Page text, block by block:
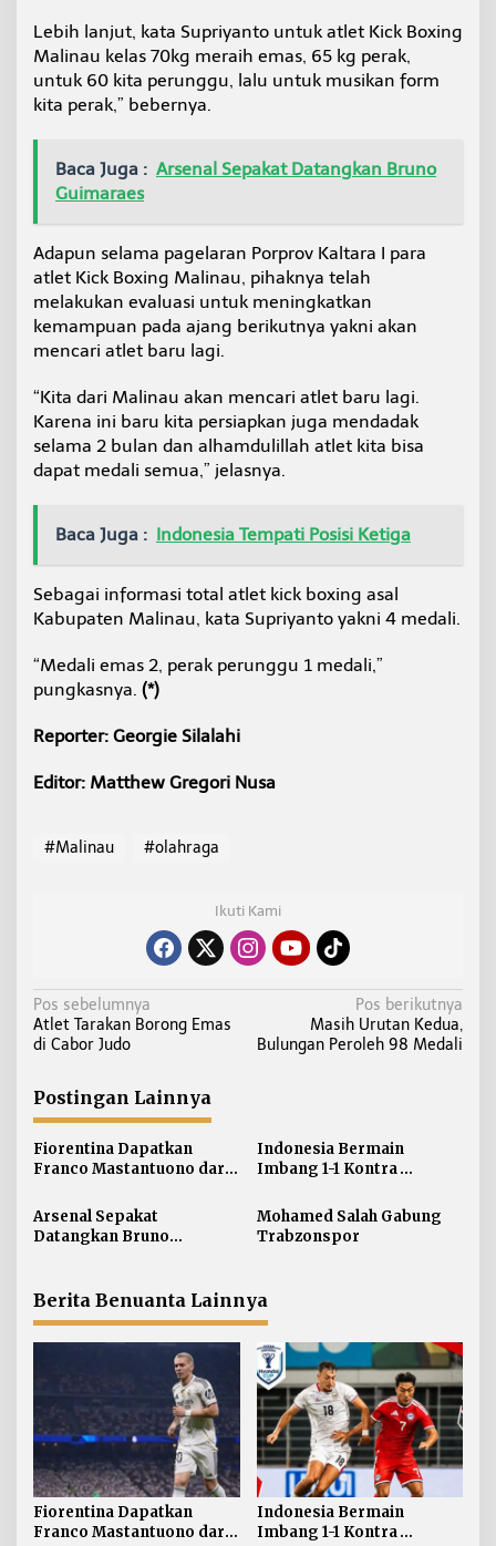
M
e
d
a
l
Lebih lanjut, kata Supriyanto untuk atlet Kick Boxing
Malinau kelas 70kg meraih emas, 65 kg perak,
untuk 60 kita perunggu, lalu untuk musikan form
kita perak,” bebernya.
Baca Juga : Arsenal Sepakat Datangkan Bruno
Guimaraes
Adapun selama pagelaran Porprov Kaltara I para
atlet Kick Boxing Malinau, pihaknya telah
melakukan evaluasi untuk meningkatkan
kemampuan pada ajang berikutnya yakni akan
mencari atlet baru lagi.
“Kita dari Malinau akan mencari atlet baru lagi.
Karena ini baru kita persiapkan juga mendadak
selama 2 bulan dan alhamdulillah atlet kita bisa
dapat medali semua,” jelasnya.
Baca Juga : Indonesia Tempati Posisi Ketiga
Sebagai informasi total atlet kick boxing asal
Kabupaten Malinau, kata Supriyanto yakni 4 medali.
“Medali emas 2, perak perunggu 1 medali,”
pungkasnya. (*)
Reporter: Georgie Silalahi
Editor: Matthew Gregori Nusa
#Malinau #olahraga
Ikuti Kami
N
a
i
g
a
s
p
o
Pos sebelumnya
Atlet Tarakan Borong Emas
di Cabor Judo
Pos berikutnya
Masih Urutan Kedua,
Bulungan Peroleh 98 Medali
Postingan Lainnya
Fiorentina Dapatkan
Franco Mastantuono dari
Indonesia Bermain
Imbang 1-1 Kontra
Arsenal Sepakat
Datangkan Bruno
Mohamed Salah Gabung
Trabzonspor
Berita Benuanta Lainnya
Fiorentina Dapatkan
Franco Mastantuono dari
Indonesia Bermain
Imbang 1-1 Kontra